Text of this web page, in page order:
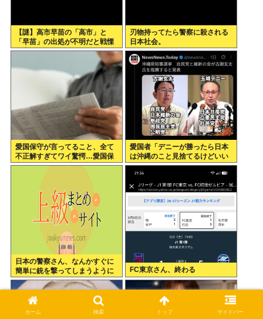
【謎】高市早苗の「高市」と
「早苗」の出処が不明だと戦慄
が走る
刃物持ってたら警察に殺される
日本社会。
愛国保守が言ってること、全て
不正解すぎてワイ驚愕…愛国保
守の正しかった瞬間を教えてく
愛国者「デニーが勝ったら日本
は沖縄のこと見捨てるけどいい
の？」
日本の警察さん、なんかすぐに
簡単に銃を撃ってしまうように
なる…
FC東京さん、終わる
ホーム 検索 トップ サイドバー